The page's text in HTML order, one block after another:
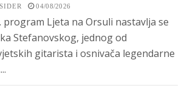
04/08/2026
program Ljeta na Orsuli nastavlja se
Stefanovskog, jednog od
gitarista i osnivača legendarne